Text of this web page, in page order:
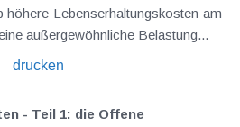
Wohnsitz in Luxemburg eine außergewöhnliche Belastung...
drucken
- Teil 1: die Offene